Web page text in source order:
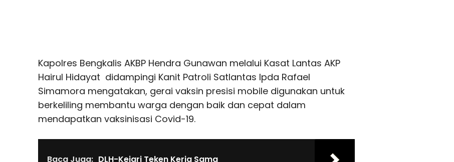
Kapolres Bengkalis AKBP Hendra Gunawan melalui Kasat Lantas AKP
Hairul Hidayat didampingi Kanit Patroli Satlantas Ipda Rafael
Simamora mengatakan, gerai vaksin presisi mobile digunakan untuk
berkeliling membantu warga dengan baik dan cepat dalam
mendapatkan vaksinisasi Covid-19.
Baca Juga: DLH-Kejari Teken Kerja Sama